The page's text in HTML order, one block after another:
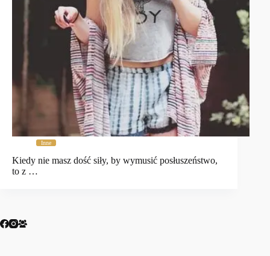
Inne
Kiedy nie masz dość siły, by wymusić posłuszeństwo,
to z …